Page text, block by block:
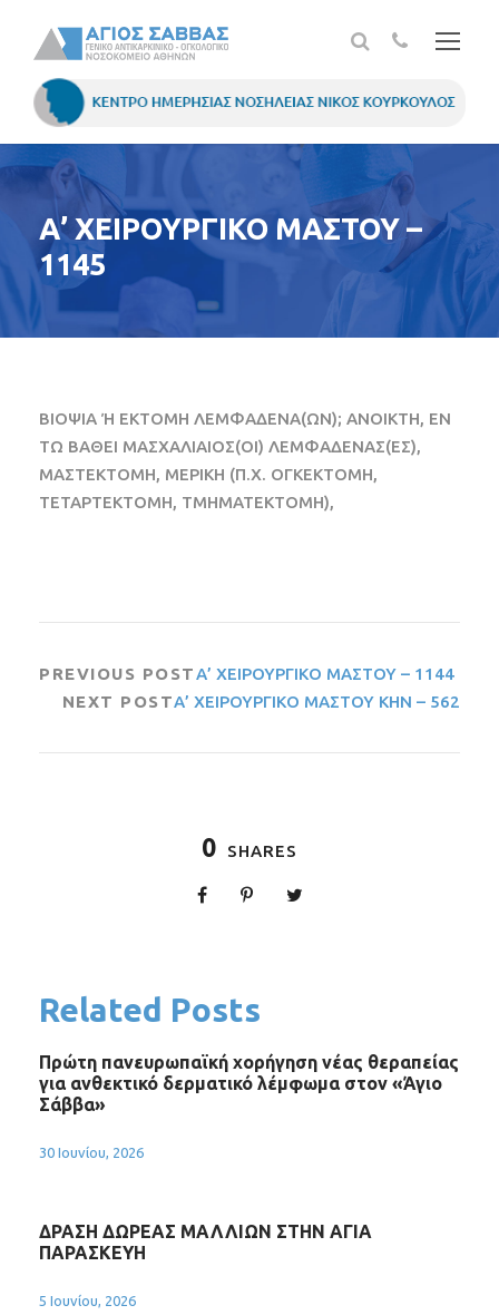
Α’ ΧΕΙΡΟΥΡΓΙΚΟ ΜΑΣΤΟΥ –
1145
ΒΙΟΨΙΑ Ή ΕΚΤΟΜΗ ΛΕΜΦΑΔΕΝΑ(ΩΝ); ΑΝΟΙΚΤΗ, ΕΝ
ΤΩ ΒΑΘΕΙ ΜΑΣΧΑΛΙΑΙΟΣ(ΟΙ) ΛΕΜΦΑΔΕΝΑΣ(ΕΣ),
ΜΑΣΤΕΚΤΟΜΗ, ΜΕΡΙΚΗ (Π.Χ. ΟΓΚΕΚΤΟΜΗ,
ΤΕΤΑΡΤΕΚΤΟΜΗ, ΤΜΗΜΑΤΕΚΤΟΜΗ),
PREVIOUS POSTΑ’ ΧΕΙΡΟΥΡΓΙΚΟ ΜΑΣΤΟΥ – 1144
NEXT POSTΑ’ ΧΕΙΡΟΥΡΓΙΚΟ ΜΑΣΤΟΥ ΚΗΝ – 562
0 SHARES
Related Posts
Πρώτη πανευρωπαϊκή χορήγηση νέας θεραπείας
για ανθεκτικό δερματικό λέμφωμα στον «Άγιο
Σάββα»
30 Ιουνίου, 2026
ΔΡΑΣΗ ΔΩΡΕΑΣ ΜΑΛΛΙΩΝ ΣΤΗΝ ΑΓΙΑ
ΠΑΡΑΣΚΕΥΗ
5 Ιουνίου, 2026